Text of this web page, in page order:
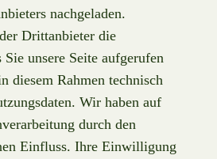
nachgeladen.
Drittanbieter die
unsere Seite aufgerufen
diesem Rahmen technisch
Wir haben auf
durch den
Einfluss. Ihre Einwilligung